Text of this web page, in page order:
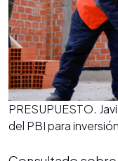
PRESUPUESTO.
del PBI para